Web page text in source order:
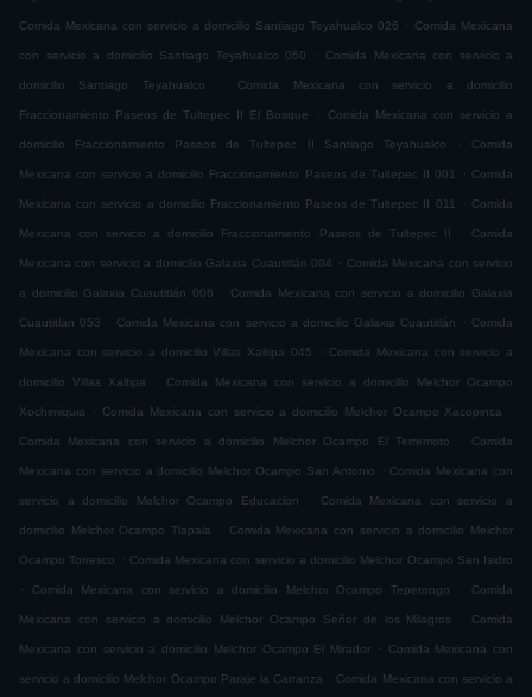
Comida Mexicana con servicio a domicilio Santiago Teyahualco 026 . Comida Mexicana
con servicio a domicilio Santiago Teyahualco 050 . Comida Mexicana con servicio a
domicilio Santiago Teyahualco . Comida Mexicana con servicio a domicilio
Fraccionamiento Paseos de Tultepec II El Bosque . Comida Mexicana con servicio a
domicilio Fraccionamiento Paseos de Tultepec II Santiago Teyahualco . Comida
Mexicana con servicio a domicilio Fraccionamiento Paseos de Tultepec II 001 . Comida
Mexicana con servicio a domicilio Fraccionamiento Paseos de Tultepec II 011 . Comida
Mexicana con servicio a domicilio Fraccionamiento Paseos de Tultepec II . Comida
Mexicana con servicio a domicilio Galaxia Cuautitlán 004 . Comida Mexicana con servicio
a domicilio Galaxia Cuautitlán 006 . Comida Mexicana con servicio a domicilio Galaxia
Cuautitlán 053 . Comida Mexicana con servicio a domicilio Galaxia Cuautitlán . Comida
Mexicana con servicio a domicilio Villas Xaltipa 045 . Comida Mexicana con servicio a
domicilio Villas Xaltipa . Comida Mexicana con servicio a domicilio Melchor Ocampo
Xochimiquia . Comida Mexicana con servicio a domicilio Melchor Ocampo Xacopinca .
Comida Mexicana con servicio a domicilio Melchor Ocampo El Terremoto . Comida
Mexicana con servicio a domicilio Melchor Ocampo San Antonio . Comida Mexicana con
servicio a domicilio Melchor Ocampo Educacion . Comida Mexicana con servicio a
domicilio Melchor Ocampo Tlapala . Comida Mexicana con servicio a domicilio Melchor
Ocampo Torresco . Comida Mexicana con servicio a domicilio Melchor Ocampo San Isidro
.
Comida Mexicana con servicio a domicilio Melchor Ocampo Tepetongo . Comida
Mexicana con servicio a domicilio Melchor Ocampo Señor de los Milagros . Comida
Mexicana con servicio a domicilio Melchor Ocampo El Mirador . Comida Mexicana con
servicio a domicilio Melchor Ocampo Paraje la Carranza . Comida Mexicana con servicio a